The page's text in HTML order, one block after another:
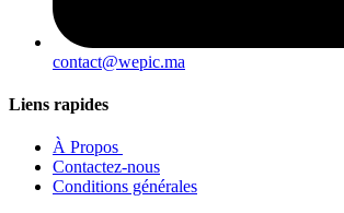
contact@wepic.ma
Liens rapides
À Propos ​
Contactez-nous
Conditions générales